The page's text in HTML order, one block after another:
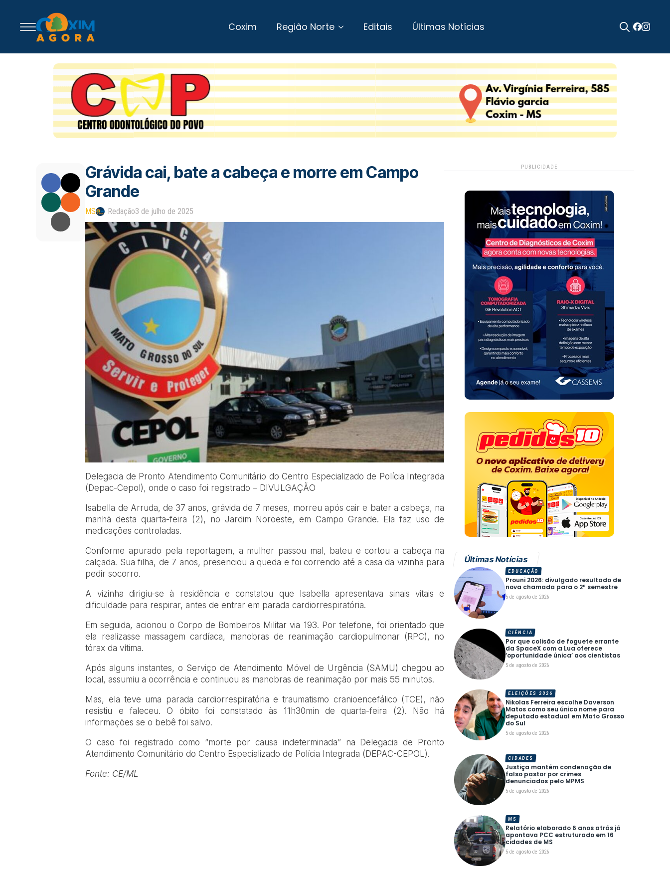
Coxim Região Norte Editais Últimas Notícias
Grávida cai, bate a cabeça e morre em Campo
Grande
MS Redação3 de julho de 2025
Delegacia de Pronto Atendimento Comunitário do Centro Especializado de Polícia Integrada
(Depac-Cepol), onde o caso foi registrado – DIVULGAÇÃO
Isabella de Arruda, de 37 anos, grávida de 7 meses, morreu após cair e bater a cabeça, na
manhã desta quarta-feira (2), no Jardim Noroeste, em Campo Grande. Ela faz uso de
medicações controladas.
Conforme apurado pela reportagem, a mulher passou mal, bateu e cortou a cabeça na
calçada. Sua filha, de 7 anos, presenciou a queda e foi correndo até a casa da vizinha para
pedir socorro.
A vizinha dirigiu-se à residência e constatou que Isabella apresentava sinais vitais e
dificuldade para respirar, antes de entrar em parada cardiorrespiratória.
Em seguida, acionou o Corpo de Bombeiros Militar via 193. Por telefone, foi orientado que
ela realizasse massagem cardíaca, manobras de reanimação cardiopulmonar (RPC), no
tórax da vítima.
Após alguns instantes, o Serviço de Atendimento Móvel de Urgência (SAMU) chegou ao
local, assumiu a ocorrência e continuou as manobras de reanimação por mais 55 minutos.
Mas, ela teve uma parada cardiorrespiratória e traumatismo cranioencefálico (TCE), não
resistiu e faleceu. O óbito foi constatado às 11h30min de quarta-feira (2). Não há
informações se o bebê foi salvo.
O caso foi registrado como “morte por causa indeterminada” na Delegacia de Pronto
Atendimento Comunitário do Centro Especializado de Polícia Integrada (DEPAC-CEPOL).
Fonte: CE/ML
PUBLICIDADE
Últimas Notícias
Prouni 2026: divulgado resultado de
nova chamada para o 2º semestre
5 de agosto de 2026
EDUCAÇÃO
Por que colisão de foguete errante
da SpaceX com a Lua oferece
‘oportunidade única’ aos cientistas
5 de agosto de 2026
CIÊNCIA
Nikolas Ferreira escolhe Daverson
Matos como seu único nome para
deputado estadual em Mato Grosso
do Sul
5 de agosto de 2026
ELEIÇÕES 2026
Justiça mantém condenação de
falso pastor por crimes
denunciados pelo MPMS
5 de agosto de 2026
CIDADES
Relatório elaborado 6 anos atrás já
apontava PCC estruturado em 16
cidades de MS
5 de agosto de 2026
MS